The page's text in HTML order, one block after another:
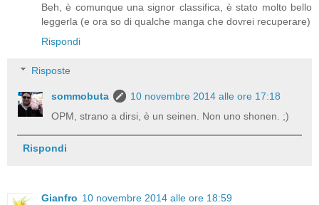
Beh, è comunque una signor classifica, è stato molto bello
leggerla (e ora so di qualche manga che dovrei recuperare)
Rispondi
Risposte
sommobuta
10 novembre 2014 alle ore 17:18
OPM, strano a dirsi, è un seinen. Non uno shonen. ;)
Rispondi
Gianfro 10 novembre 2014 alle ore 18:59